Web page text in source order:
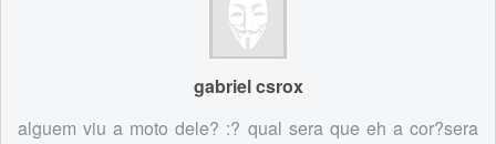
gabriel csrox
alguem viu a moto dele? :? qual sera que eh a cor?sera